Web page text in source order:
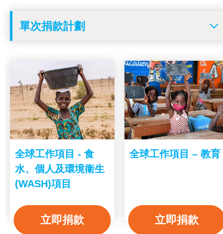
全球工作項目 - 食
水、個人及環境衞生
(WASH)項目
立即捐款
全球工作項目 – 教育
立即捐款